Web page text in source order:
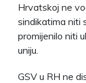
Hrvatskoj ne
sindikatima niti
promijenilo niti
uniju.
GSV u RH ne